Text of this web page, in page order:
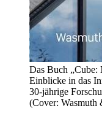
Das Buch „Cube:
Einblicke in das
30-jährige
(Cover: Wasmuth